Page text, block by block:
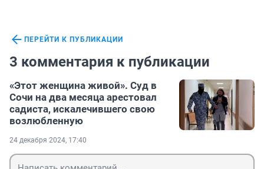
ПЕРЕЙТИ К ПУБЛИКАЦИИ
3 комментария к публикации
«Этот женщина живой». Суд в
Сочи на два месяца арестовал
садиста, искалечившего свою
возлюбленную
24 декабря 2024, 17:40